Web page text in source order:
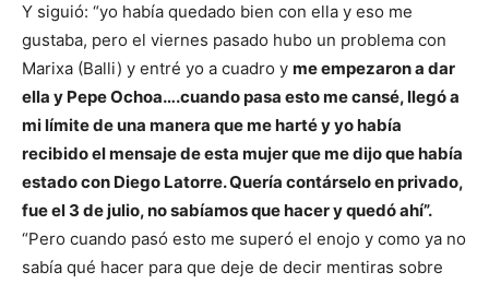
Y siguió: “yo había quedado bien con ella y eso me
gustaba, pero el viernes pasado hubo un problema con
Marixa (Balli) y entré yo a cuadro y me empezaron a dar
ella y Pepe Ochoa….cuando pasa esto me cansé, llegó a
mi límite de una manera que me harté y yo había
recibido el mensaje de esta mujer que me dijo que había
estado con Diego Latorre. Quería contárselo en privado,
fue el 3 de julio, no sabíamos que hacer y quedó ahí”.
“Pero cuando pasó esto me superó el enojo y como ya no
sabía qué hacer para que deje de decir mentiras sobre